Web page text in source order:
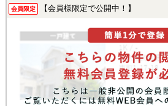
会員限定 【会員様限定で公開中！】